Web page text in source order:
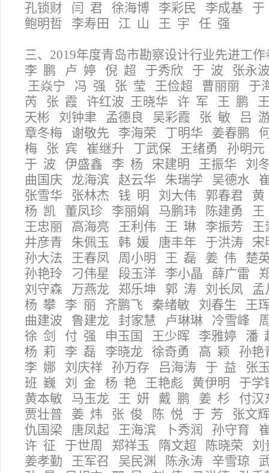
孔锁财
闫 君 徐海博 李彩民 李成基
于
鲍明哲
李寿田 江 山 王 宇 任 强
三、2019年度青岛市勘察设计行业先进工作
李 鹏 卢 婷 倪 超 于秀欣 于 波 张永
王焱宁 冯 强 张 莹 王俭超 曹丽丽
芮 张 霞 许红波 王晓华 许 军 王 鹏
天彬 刘钟聿 孟德良 吴彩霞 张 敏 吕
章冬梅 谢敬先 李海荣 丁明华 姜春鹏
梅 张 宾 崔继升 丁武保 王绪勇 孙明
于 波 伊盛鑫 李 杨 宋建明 王振华 刘
曲国庆 龙海滨 赵云华 朱瑞学 吴德水
张雪华 张林杰 钱 明 刘大伟 郭春君
杨 凯 董凤珍 李丽娟 马鹏玮 陈建勇
王忠丽 高海亮 王利伟 王 琳 李振芳
井彦青 朱佩玉 韩 媛 唐丰年 于洪涛
孙大法 王春凤 周小明 王 磊 姜 伟 楚
孙艳玲 刁伟星 段玉洋 李小晶 薛广雷
刘守森 万燕龙 郑乐坤 郭 涛 刘长凤
杨 攀 李 丽 齐鹏飞 秦绪敏 刘春生 王
曲建波 鲁建龙 封家慧 卢琳琳 冷雪峰
徐 剑 付 强 申玉国 王少晖 李雅婷 潘
杨 莉 李 磊 李晓龙 徐奇勇 高 颖 孙
李 娜 刘庆祥 孙万存 吕海涛 于 益 张
班 巍 刘 金 杨 艳 王艳彪 黄伊明 于
黄本敏 马玉龙 王 妍 戴 鹏 姜 杉 付
贾壮普 姜 炜 张 俊 陈 悦 于 芳 张文
仇国梁 唐凤起 王海滨 卜秀润 孙守育
许 征 于世周 郑祥玉 隋文超 陈晓荣
姜孝勤 王军召 吴民渊 陈永涛 辛雪